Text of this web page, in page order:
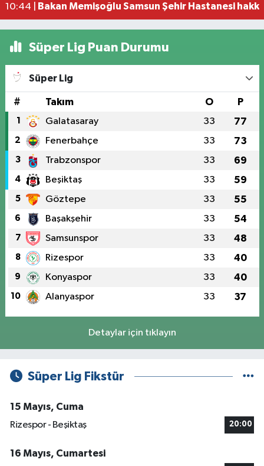
10:44 |
Bakan Memişoğlu Samsun Şehir Hastanesi
Süper Lig Puan Durumu
Süper Lig
# Takım O P
1 Galatasaray 33 77
2 Fenerbahçe 33 73
3 Trabzonspor 33 69
4 Beşiktaş 33 59
5 Göztepe 33 55
6 Başakşehir 33 54
7 Samsunspor 33 48
8 Rizespor 33 40
9 Konyaspor 33 40
10 Alanyaspor 33 37
Detaylar için tıklayın
Süper Lig Fikstür
15 Mayıs, Cuma
Rizespor - Beşiktaş
20:00
16 Mayıs, Cumartesi